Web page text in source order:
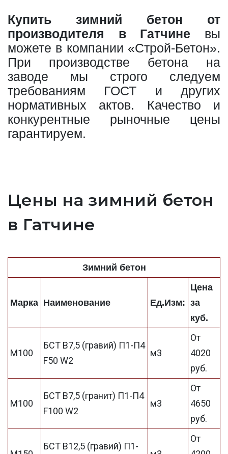
Купить зимний бетон от
производителя в Гатчине вы
можете в компании «Строй-Бетон».
При производстве бетона на
заводе мы строго следуем
требованиям ГОСТ и других
нормативных актов. Качество и
конкурентные рыночные цены
гарантируем.
Цены на зимний бетон
в Гатчине
Зимний бетон
Марка Наименование Ед.Изм:
Цена
за
куб.
М100
БСТ В7,5 (гравий) П1-П4
F50 W2
м3
От
4020
руб.
М100
БСТ В7,5 (гранит) П1-П4
F100 W2
м3
От
4650
руб.
БСТ В12,5 (гравий) П1-
От